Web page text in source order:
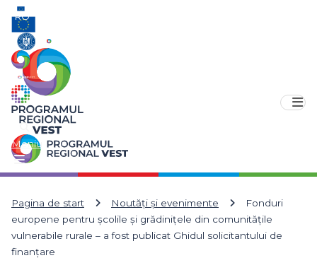
Meniu
Pagina de start Noutăți și evenimente
Fonduri
europene pentru școlile și grădinițele din comunitățile
vulnerabile rurale – a fost publicat Ghidul solicitantului de
finanțare
RO